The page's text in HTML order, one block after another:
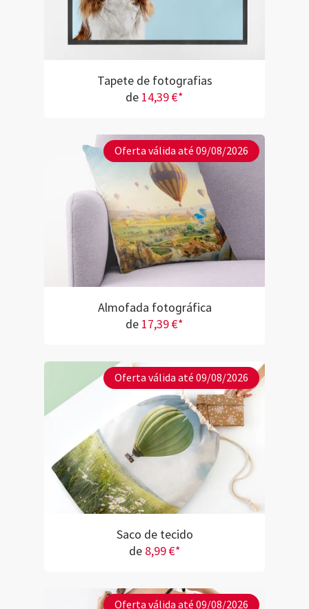
Tapete de fotografias
de 14,39 €*
Oferta válida até 09/08/2026
Almofada fotográfica
de 17,39 €*
Oferta válida até 09/08/2026
Saco de tecido
de 8,99 €*
Oferta válida até 09/08/2026